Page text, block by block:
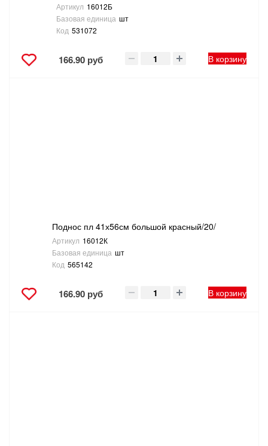
Артикул 16012Б
Базовая единица шт
Код 531072
166.90 руб В корзину
Поднос пл 41х56см большой красный/20/
Артикул 16012К
Базовая единица шт
Код 565142
166.90 руб В корзину